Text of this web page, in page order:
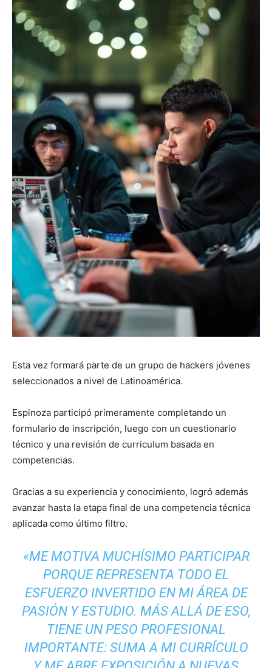
Esta vez formará parte de un grupo de hackers jóvenes
seleccionados a nivel de Latinoamérica.
Espinoza participó primeramente completando un
formulario de inscripción, luego con un cuestionario
técnico y una revisión de curriculum basada en
competencias.
Gracias a su experiencia y conocimiento, logró además
avanzar hasta la etapa final de una competencia técnica
aplicada como último filtro.
«ME MOTIVA MUCHÍSIMO PARTICIPAR
PORQUE REPRESENTA TODO EL
ESFUERZO INVERTIDO EN MI ÁREA DE
PASIÓN Y ESTUDIO. MÁS ALLÁ DE ESO,
TIENE UN PESO PROFESIONAL
IMPORTANTE: SUMA A MI CURRÍCULO